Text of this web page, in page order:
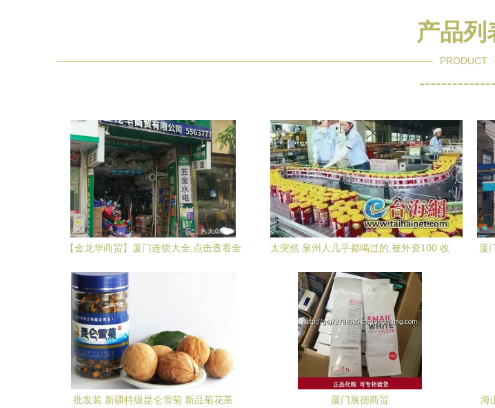
产品列
PRODUCT
【金龙华商贸】厦门连锁大全,点击查看全
太突然 泉州人几乎都喝过的,被外资100 收
厦
流
批发装 新疆特级昆仑雪菊 新品菊花茶 厦门展德商贸
海